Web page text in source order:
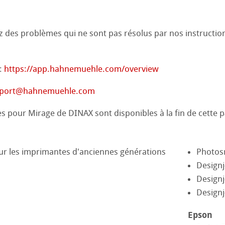
Aquarelle
des problèmes qui ne sont pas résolus par nos
https://app.hahnemuehle.com/overview
@ hahnemuehle.com
pour Mirage de DINAX sont disponibles à la fin de cette
les imprimantes d'anciennes générations
Epson